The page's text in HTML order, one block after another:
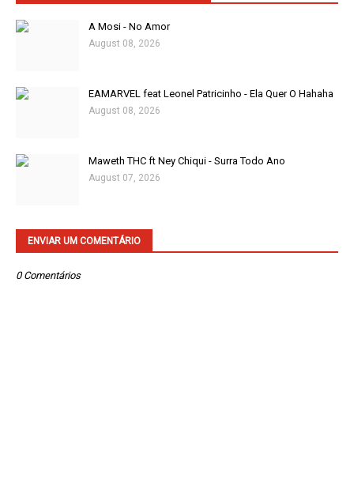
A Mosi - No Amor
August 08, 2026
EAMARVEL feat Leonel Patricinho - Ela Quer O Hahaha
August 08, 2026
Maweth THC ft Ney Chiqui - Surra Todo Ano
August 07, 2026
ENVIAR UM COMENTÁRIO
0 Comentários